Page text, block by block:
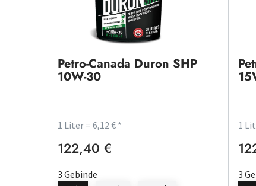
Petro-Canada Duron SHP
10W-30
1 Liter = 6,12 € *
Regulärer Preis:
122,40 €
3 Gebinde
1
3